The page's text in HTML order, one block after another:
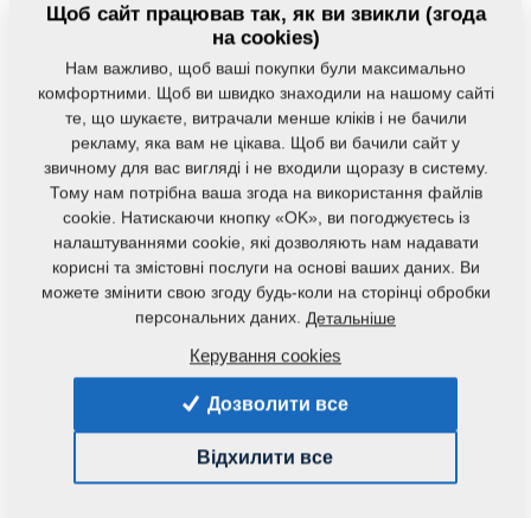
Початковий каталоговий номер:
Дана запасна частина також застосовується і для
KOMPAKTOMAT
Щоб сайт працював так, як ви звикли (згода
на cookies)
Нам важливо, щоб ваші покупки були максимально
комфортними. Щоб ви швидко знаходили на нашому сайті
те, що шукаєте, витрачали менше кліків і не бачили
рекламу, яка вам не цікава. Щоб ви бачили сайт у
звичному для вас вигляді і не входили щоразу в систему.
Тому нам потрібна ваша згода на використання файлів
cookie. Натискаючи кнопку «OK», ви погоджуєтесь із
налаштуваннями cookie, які дозволяють нам надавати
корисні та змістовні послуги на основі ваших даних. Ви
можете змінити свою згоду будь-коли на сторінці обробки
персональних даних. Детальніше
Керування cookies
Дозволити все
Відхилити все